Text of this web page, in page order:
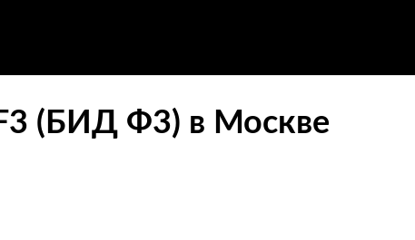
(БИД Ф3) в Москве